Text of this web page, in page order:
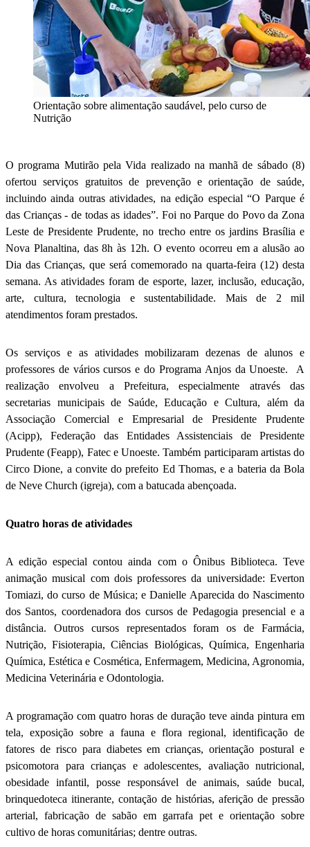
Orientação sobre alimentação saudável, pelo curso de
Nutrição
O programa Mutirão pela Vida realizado na manhã de sábado (8)
ofertou serviços gratuitos de prevenção e orientação de saúde,
incluindo ainda outras atividades, na edição especial “O Parque é
das Crianças - de todas as idades”. Foi no Parque do Povo da Zona
Leste de Presidente Prudente, no trecho entre os jardins Brasília e
Nova Planaltina, das 8h às 12h. O evento ocorreu em a alusão ao
Dia das Crianças, que será comemorado na quarta-feira (12) desta
semana. As atividades foram de esporte, lazer, inclusão, educação,
arte, cultura, tecnologia e sustentabilidade. Mais de 2 mil
atendimentos foram prestados.
Os serviços e as atividades mobilizaram dezenas de alunos e
professores de vários cursos e do Programa Anjos da Unoeste. A
realização envolveu a Prefeitura, especialmente através das
secretarias municipais de Saúde, Educação e Cultura, além da
Associação Comercial e Empresarial de Presidente Prudente
(Acipp), Federação das Entidades Assistenciais de Presidente
Prudente (Feapp), Fatec e Unoeste. Também participaram artistas do
Circo Dione, a convite do prefeito Ed Thomas, e a bateria da Bola
de Neve Church (igreja), com a batucada abençoada.
Quatro horas de atividades
A edição especial contou ainda com o Ônibus Biblioteca. Teve
animação musical com dois professores da universidade: Everton
Tomiazi, do curso de Música; e Danielle Aparecida do Nascimento
dos Santos, coordenadora dos cursos de Pedagogia presencial e a
distância. Outros cursos representados foram os de Farmácia,
Nutrição, Fisioterapia, Ciências Biológicas, Química, Engenharia
Química, Estética e Cosmética, Enfermagem, Medicina, Agronomia,
Medicina Veterinária e Odontologia.
A programação com quatro horas de duração teve ainda pintura em
tela, exposição sobre a fauna e flora regional, identificação de
fatores de risco para diabetes em crianças, orientação postural e
psicomotora para crianças e adolescentes, avaliação nutricional,
obesidade infantil, posse responsável de animais, saúde bucal,
brinquedoteca itinerante, contação de histórias, aferição de pressão
arterial, fabricação de sabão em garrafa pet e orientação sobre
cultivo de horas comunitárias; dentre outras.